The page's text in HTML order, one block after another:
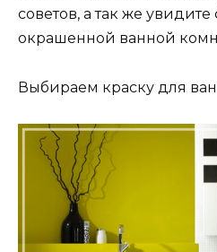
советов, а так же
окрашенной ванной
Выбираем краску для